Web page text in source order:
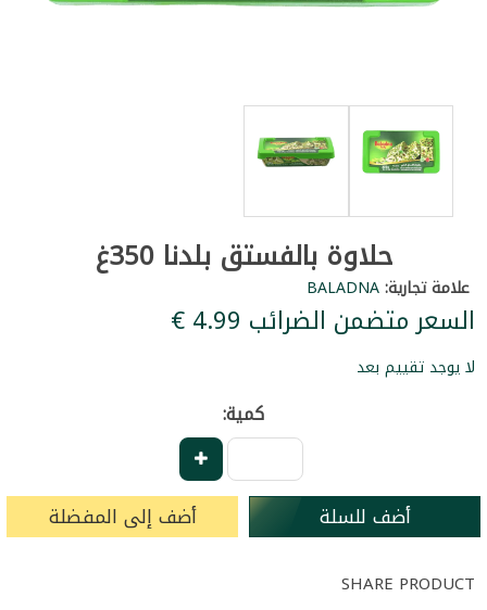
حلاوة بالفستق بلدنا 350غ
علامة تجارية:BALADNA
السعر متضمن الضرائب ‏4.99 €
لا يوجد تقييم بعد
كمية:
أضف للسلة أضف إلى المفضلة
SHARE PRODUCT